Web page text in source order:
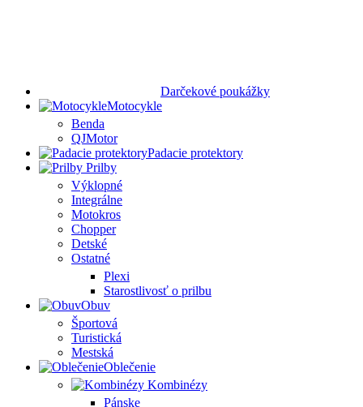
Darčekové poukážky
Motocykle
Benda
QJMotor
Padacie protektory
Prilby
Výklopné
Integrálne
Motokros
Chopper
Detské
Ostatné
Plexi
Starostlivosť o prilbu
Obuv
Športová
Turistická
Mestská
Oblečenie
Kombinézy
Pánske